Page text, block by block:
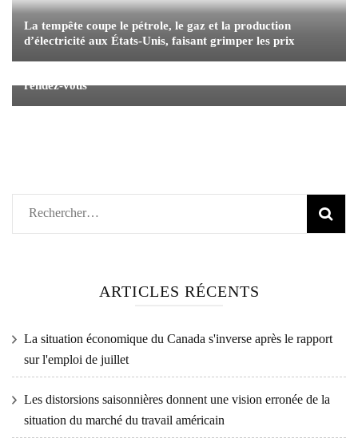
La tempête coupe le pétrole, le gaz et la production
d’électricité aux États-Unis, faisant grimper les prix
rendez-vous
Rechercher :
ARTICLES RÉCENTS
La situation économique du Canada s'inverse après le rapport
sur l'emploi de juillet
Les distorsions saisonnières donnent une vision erronée de la
situation du marché du travail américain